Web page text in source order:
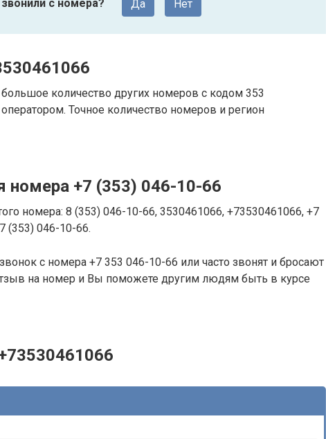
с номера? Да Нет
количество других номеров с кодом 353
Точное количество номеров и регион
номера +7 (353) 046-10-66
номера: 8 (353) 046-10-66, 3530461066, +73530461066, +7
(353) 046-10-66.
с номера +7 353 046-10-66 или часто звонят и бросают
на номер и Вы поможете другим людям быть в курсе